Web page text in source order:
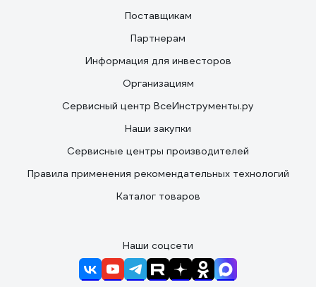
Поставщикам
Партнерам
Информация для инвесторов
Организациям
Сервисный центр ВсеИнструменты.ру
Наши закупки
Сервисные центры производителей
Правила применения рекомендательных технологий
Каталог товаров
Наши соцсети